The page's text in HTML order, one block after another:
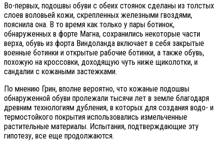
Во-первых, подошвы обуви с обеих стоянок сделаны из толстых
слоев воловьей кожи, скрепленных железными гвоздями,
пояснила она. В то время как только у пары ботинок,
обнаруженных в форте Магна, сохранились некоторые части
верха, обувь из форта Виндоланда включает в себя закрытые
военные ботинки и открытые рабочие ботинки, а также обувь,
похожую на кроссовки, доходящую чуть ниже щиколотки, и
сандалии с кожаными застежками.
По мнению Грин, вполне вероятно, что кожаные подошвы
обнаруженной обуви пролежали тысячи лет в земле благодаря
древним технологиям дубления, в которых для создания водо- и
термостойкого покрытия использовались измельченные
растительные материалы. Испытания, подтверждающие эту
гипотезу, все еще продолжаются.